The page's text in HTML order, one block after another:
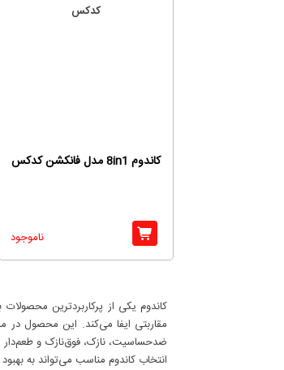
کاندوم 8in1 مدل فانکشن کدکس
ناموجود
کاندوم یکی از پرکاربردترین
مقاربتی ایفا می‌کند. این محصول در
ضدحساسیت، نازک، فوق‌نازک و طعم‌دار
انتخاب کاندوم مناسب می‌تواند به